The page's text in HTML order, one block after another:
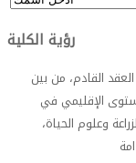
رؤية الكلية
القادم، من بين
الإقليمي في
وعلوم الحياة،